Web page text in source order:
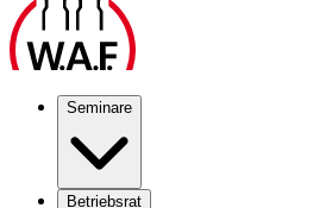
Seminare
Betriebsrat